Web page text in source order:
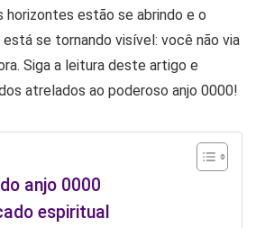
horizontes estão se abrindo e o
está se tornando visível: você não via
Siga a leitura deste artigo e
atrelados ao poderoso anjo 0000!
anjo 0000
espiritual